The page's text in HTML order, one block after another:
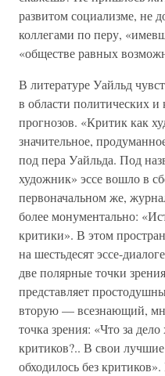
развитом социализме, не
коллегами по перу,
«обществе равных
В литературе Уайльд
в области политических и
прогнозов. «Критик как
значительное,
под пера Уайльда. Под
художник» эссе вошло в
первоначальном же,
более монументально:
критики». В этом
на шестьдесят эссе-
две полярные точки
представляет
вторую — всезнающий,
точка зрения: «Что за
критиков?.. В свои
обходилось без